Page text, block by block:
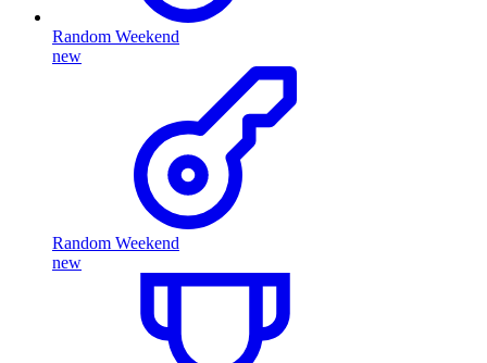
Random Weekend
new
Random Weekend
new